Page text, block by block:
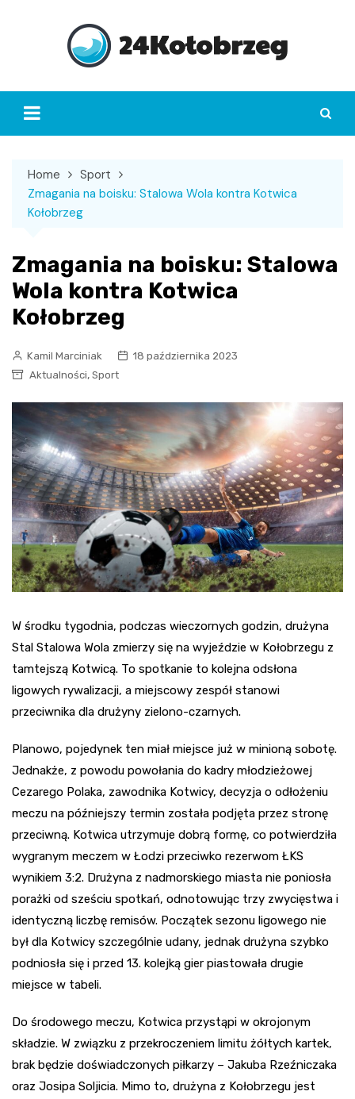
Home
Sport
Zmagania na boisku: Stalowa Wola kontra Kotwica
Kołobrzeg
Zmagania na boisku: Stalowa
Wola kontra Kotwica
Kołobrzeg
Kamil Marciniak
18 października 2023
Aktualności, Sport
W środku tygodnia, podczas wieczornych godzin, drużyna
Stal Stalowa Wola zmierzy się na wyjeździe w Kołobrzegu z
tamtejszą Kotwicą. To spotkanie to kolejna odsłona
ligowych rywalizacji, a miejscowy zespół stanowi
przeciwnika dla drużyny zielono-czarnych.
Planowo, pojedynek ten miał miejsce już w minioną sobotę.
Jednakże, z powodu powołania do kadry młodzieżowej
Cezarego Polaka, zawodnika Kotwicy, decyzja o odłożeniu
meczu na późniejszy termin została podjęta przez stronę
przeciwną. Kotwica utrzymuje dobrą formę, co potwierdziła
wygranym meczem w Łodzi przeciwko rezerwom ŁKS
wynikiem 3:2. Drużyna z nadmorskiego miasta nie poniosła
porażki od sześciu spotkań, odnotowując trzy zwycięstwa i
identyczną liczbę remisów. Początek sezonu ligowego nie
był dla Kotwicy szczególnie udany, jednak drużyna szybko
podniosła się i przed 13. kolejką gier piastowała drugie
miejsce w tabeli.
Do środowego meczu, Kotwica przystąpi w okrojonym
składzie. W związku z przekroczeniem limitu żółtych kartek,
brak będzie doświadczonych piłkarzy – Jakuba Rzeźniczaka
oraz Josipa Soljicia. Mimo to, drużyna z Kołobrzegu jest